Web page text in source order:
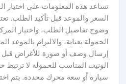
تساعد هذه المعلومات على اختيار
السعر والموعد قبل تأكيد الطلب.
وضوح تفاصيل الطلب، واختيار المركبة
الحمولة بعناية، والالتزام بالموعد
إرسال وصف أو صورة للأغراض قبل
الونيت المناسب للحمولة لا ترتبط
سيارة أو سعة محرك محددة. يتم